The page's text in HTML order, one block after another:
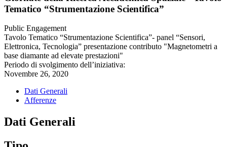
Tematico “Strumentazione Scientifica”
Public Engagement
Tavolo Tematico “Strumentazione Scientifica”- panel “Sensori,
Elettronica, Tecnologia” presentazione contributo "Magnetometri a
base diamante ad elevate prestazioni"
Periodo di svolgimento dell’iniziativa:
Novembre 26, 2020
Dati Generali
Afferenze
Dati Generali